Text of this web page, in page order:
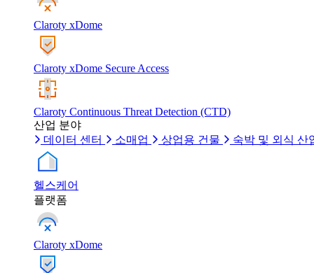
Claroty xDome
Claroty xDome Secure Access
Claroty Continuous Threat Detection (CTD)
산업 분야
데이터 센터
소매업 상업용 건물 숙박 및 외식 산
헬스케어
플랫폼
Claroty xDome